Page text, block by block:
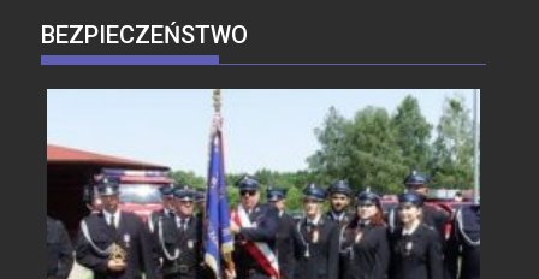
BEZPIECZEŃSTWO